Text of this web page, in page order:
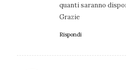
quanti saranno
Grazie
Rispondi